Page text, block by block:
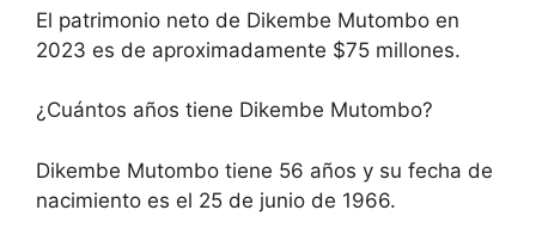
El patrimonio neto de Dikembe Mutombo en
2023 es de aproximadamente $75 millones.
¿Cuántos años tiene Dikembe Mutombo?
Dikembe Mutombo tiene 56 años y su fecha de
nacimiento es el 25 de junio de 1966.